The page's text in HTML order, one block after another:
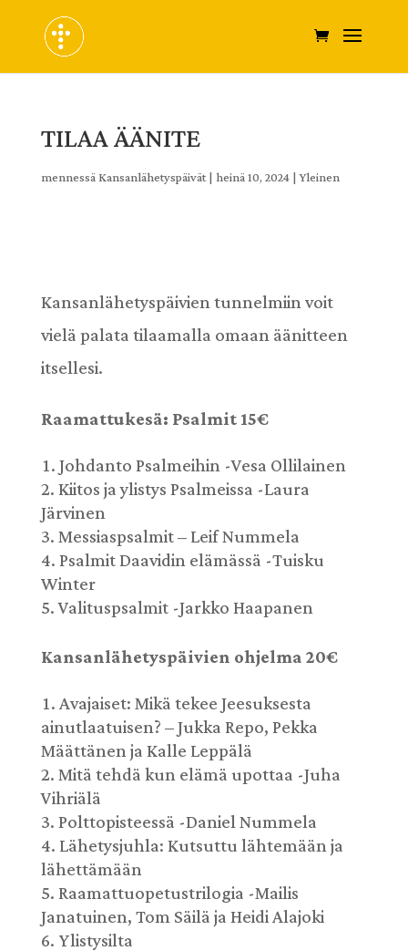
TILAA ÄÄNITE
mennessä Kansanlähetyspäivät| heinä 10, 2024|Yleinen
Kansanlähetyspäivien tunnelmiin voit
vielä palata tilaamalla omaan äänitteen
itsellesi.
Raamattukesä: Psalmit 15€
Johdanto Psalmeihin -Vesa Ollilainen
Kiitos ja ylistys Psalmeissa -Laura
Järvinen
Messiaspsalmit – Leif Nummela
Psalmit Daavidin elämässä -Tuisku
Winter
Valituspsalmit -Jarkko Haapanen
Kansanlähetyspäivien ohjelma 20€
Avajaiset: Mikä tekee Jeesuksesta
ainutlaatuisen? – Jukka Repo, Pekka
Määttänen ja Kalle Leppälä
Mitä tehdä kun elämä upottaa -Juha
Vihriälä
Polttopisteessä -Daniel Nummela
Lähetysjuhla: Kutsuttu lähtemään ja
lähettämään
Raamattuopetustrilogia -Mailis
Janatuinen, Tom Säilä ja Heidi Alajoki
Ylistysilta